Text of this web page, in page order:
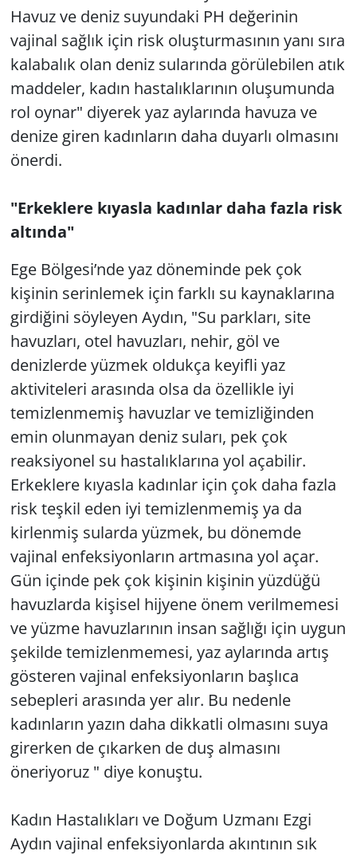
Havuz ve deniz suyundaki PH değerinin
vajinal sağlık için risk oluşturmasının yanı sıra
kalabalık olan deniz sularında görülebilen atık
maddeler, kadın hastalıklarının oluşumunda
rol oynar" diyerek yaz aylarında havuza ve
denize giren kadınların daha duyarlı olmasını
önerdi.
"Erkeklere kıyasla kadınlar daha fazla risk
altında"
Ege Bölgesi’nde yaz döneminde pek çok
kişinin serinlemek için farklı su kaynaklarına
girdiğini söyleyen Aydın, "Su parkları, site
havuzları, otel havuzları, nehir, göl ve
denizlerde yüzmek oldukça keyifli yaz
aktiviteleri arasında olsa da özellikle iyi
temizlenmemiş havuzlar ve temizliğinden
emin olunmayan deniz suları, pek çok
reaksiyonel su hastalıklarına yol açabilir.
Erkeklere kıyasla kadınlar için çok daha fazla
risk teşkil eden iyi temizlenmemiş ya da
kirlenmiş sularda yüzmek, bu dönemde
vajinal enfeksiyonların artmasına yol açar.
Gün içinde pek çok kişinin kişinin yüzdüğü
havuzlarda kişisel hijyene önem verilmemesi
ve yüzme havuzlarının insan sağlığı için uygun
şekilde temizlenmemesi, yaz aylarında artış
gösteren vajinal enfeksiyonların başlıca
sebepleri arasında yer alır. Bu nedenle
kadınların yazın daha dikkatli olmasını suya
girerken de çıkarken de duş almasını
öneriyoruz " diye konuştu.
Kadın Hastalıkları ve Doğum Uzmanı Ezgi
Aydın vajinal enfeksiyonlarda akıntının sık